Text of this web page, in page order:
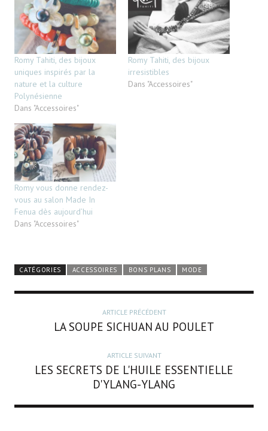
Romy Tahiti, des bijoux
uniques inspirés par la
nature et la culture
Polynésienne
Dans "Accessoires"
Romy Tahiti, des bijoux
irresistibles
Dans "Accessoires"
Romy vous donne rendez-
vous au salon Made In
Fenua dès aujourd’hui
Dans "Accessoires"
CATÉGORIES ACCESSOIRES BONS PLANS MODE
ARTICLE PRÉCÉDENT
LA SOUPE SICHUAN AU POULET
ARTICLE SUIVANT
LES SECRETS DE L'HUILE ESSENTIELLE
D'YLANG-YLANG